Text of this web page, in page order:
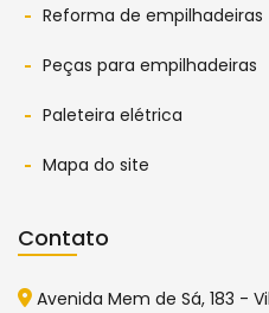
Reforma de empilhadeiras
Peças para empilhadeiras
Paleteira elétrica
Mapa do site
Contato
Avenida Mem de Sá, 183 -